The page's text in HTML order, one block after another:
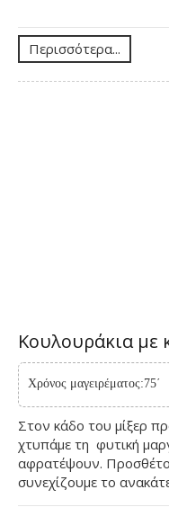
Περισσότερα...
Κουλουράκια με
Χρόνος μαγειρέματος:75΄
Στον κάδο του μίξερ
χτυπάμε τη φυτική
αφρατέψουν.
συνεχίζουμε το